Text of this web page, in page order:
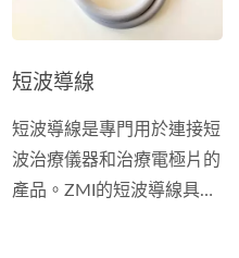
短波導線
短波導線是專門用於連接短
波治療儀器和治療電極片的
產品。ZMI的短波導線具有